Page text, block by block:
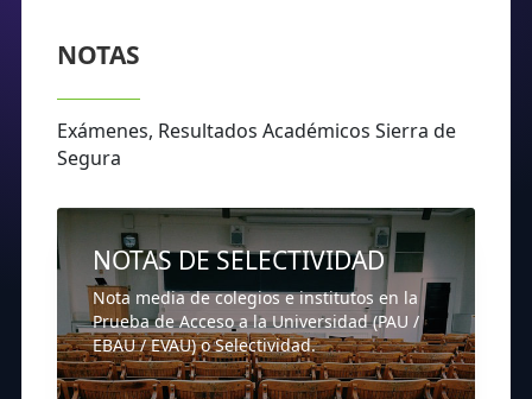
NOTAS
Exámenes, Resultados Académicos Sierra de
Segura
NOTAS DE SELECTIVIDAD
Nota media de colegios e institutos en la
Prueba de Acceso a la Universidad (PAU /
EBAU / EVAU) o Selectividad.